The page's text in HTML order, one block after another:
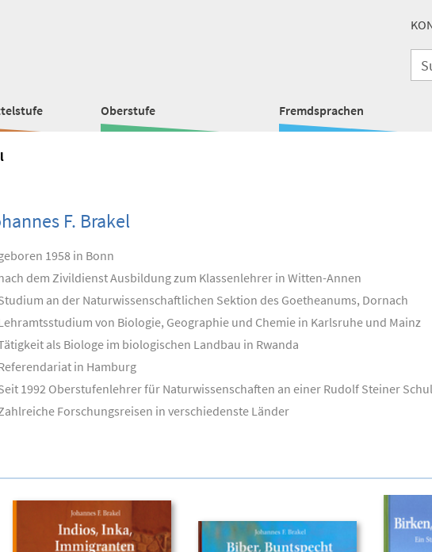
Oberstufe Fremdsprachen
F. Brakel
1958 in Bonn
dem Zivildienst Ausbildung zum Klassenlehrer in Witten-Annen
an der Naturwissenschaftlichen Sektion des Goetheanums, Dornach
von Biologie, Geographie und Chemie in Karlsruhe und Mainz
als Biologe im biologischen Landbau in Rwanda
in Hamburg
1992 Oberstufenlehrer für Naturwissenschaften an einer Rudolf Steiner
Forschungsreisen in verschiedenste Länder